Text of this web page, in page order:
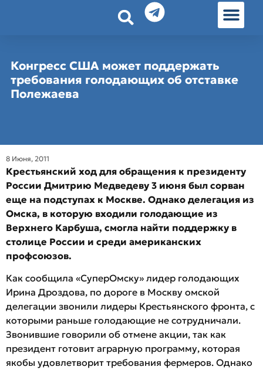
Конгресс США может поддержать
требования голодающих об отставке
Полежаева
8 Июня, 2011
Крестьянский ход для обращения к президенту
России Дмитрию Медведеву 3 июня был сорван
еще на подступах к Москве. Однако делегация из
Омска, в которую входили голодающие из
Верхнего Карбуша, смогла найти поддержку в
столице России и среди американских
профсоюзов.
Как сообщила «СуперОмску» лидер голодающих
Ирина Дроздова, по дороге в Москву омской
делегации звонили лидеры Крестьянского фронта, с
которыми раньше голодающие не сотрудничали.
Звонившие говорили об отмене акции, так как
президент готовит аграрную программу, которая
якобы удовлетворит требования фермеров. Однако